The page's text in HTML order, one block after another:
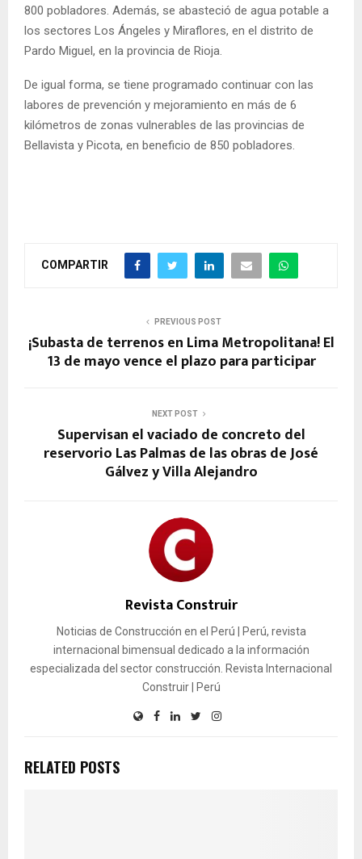
800 pobladores. Además, se abasteció de agua potable a
los sectores Los Ángeles y Miraflores, en el distrito de
Pardo Miguel, en la provincia de Rioja.
De igual forma, se tiene programado continuar con las
labores de prevención y mejoramiento en más de 6
kilómetros de zonas vulnerables de las provincias de
Bellavista y Picota, en beneficio de 850 pobladores.
COMPARTIR
PREVIOUS POST
¡Subasta de terrenos en Lima Metropolitana! El
13 de mayo vence el plazo para participar
NEXT POST
Supervisan el vaciado de concreto del
reservorio Las Palmas de las obras de José
Gálvez y Villa Alejandro
Revista Construir
Noticias de Construcción en el Perú | Perú, revista
internacional bimensual dedicado a la información
especializada del sector construcción. Revista Internacional
Construir | Perú
RELATED POSTS